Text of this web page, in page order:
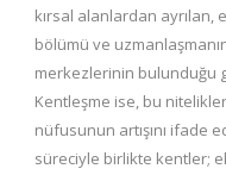
kırsal alanlardan
bölümü ve
merkezlerinin bulunduğu
Kentleşme ise, bu
nüfusunun artışını ifade
süreciyle birlikte kentler;